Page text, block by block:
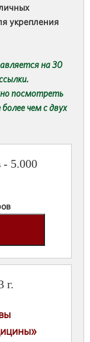
укрепления
на 30
посмотреть
чем с двух
- 5.000
г.